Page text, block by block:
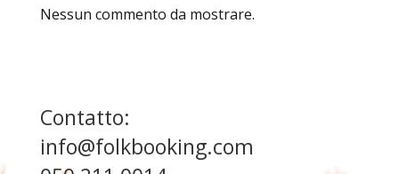
Nessun commento da mostrare.
Contatto:
info@folkbooking.com